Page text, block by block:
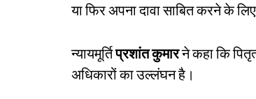
या फिर अपना दावा साबित करने के
न्यायमूर्तिप्रशांत कुमारने कहा कि
अधिकारों का उल्लंघन है।